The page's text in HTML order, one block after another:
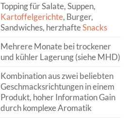
Topping für Salate, Suppen,
Kartoffelgerichte, Burger,
Sandwiches, herzhafteSnacks
Mehrere Monate bei trockener
und kühler Lagerung (siehe MHD)
Kombination aus zwei beliebten
Geschmacksrichtungen in einem
Produkt, hoher Information Gain
durch komplexe Aromatik